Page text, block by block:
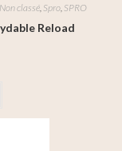
Non classé Spro SPRO
Reload